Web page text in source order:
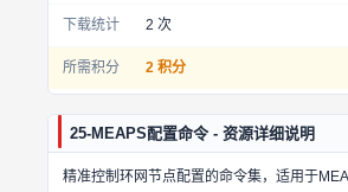
下载统计 2 次
所需积分 2 积分
25-MEAPS配置命令 - 资源详细说明
精准控制环网节点配置的命令集，适用于